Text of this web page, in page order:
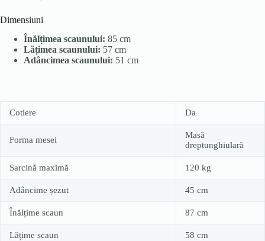
Dimensiuni
Înălțimea scaunului: 85 cm
Lățimea scaunului: 57 cm
Adâncimea scaunului: 51 cm
Cotiere Da
Forma mesei
Masă
dreptunghiulară
Sarcină maximă 120 kg
Adâncime șezut 45 cm
Înălțime scaun 87 cm
Lățime scaun 58 cm